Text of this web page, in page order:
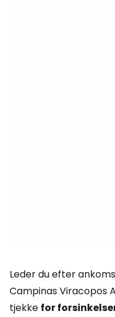
Leder du efter
Campinas Viracopos
tjekke for